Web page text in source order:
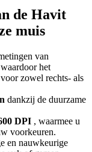
de Havit
muis
van
het
zowel rechts- als
dankzij de duurzame
DPI , waarmee u
voorkeuren.
en nauwkeurige